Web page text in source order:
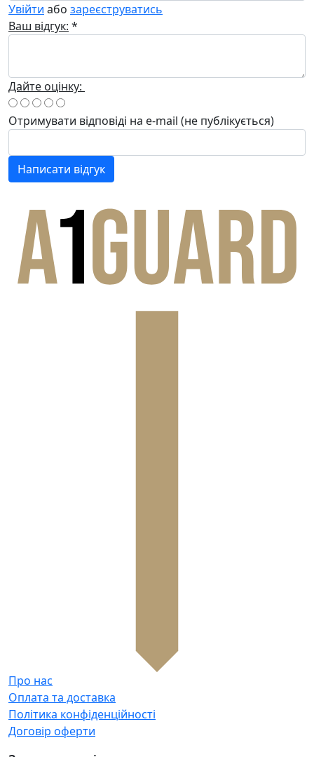
Увійти або зареєструватись
Ваш відгук: *
Дайте оцінку:
Отримувати відповіді на e-mail (не публікується)
Написати відгук
Про нас
Оплата та доставка
Політика конфіденційності
Договір оферти